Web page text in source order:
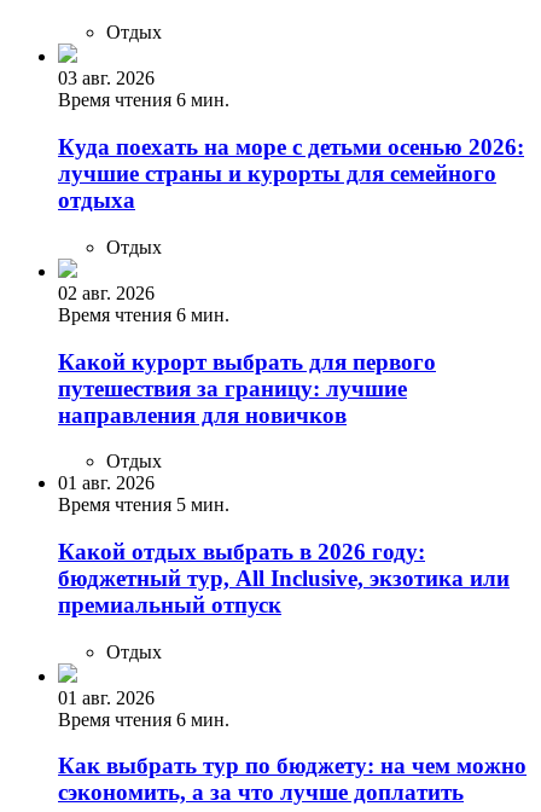
Отдых
03 авг. 2026
Время чтения 6 мин.
Куда поехать на море с детьми осенью 2026:
лучшие страны и курорты для семейного
отдыха
Отдых
02 авг. 2026
Время чтения 6 мин.
Какой курорт выбрать для первого
путешествия за границу: лучшие
направления для новичков
Отдых
01 авг. 2026
Время чтения 5 мин.
Какой отдых выбрать в 2026 году:
бюджетный тур, All Inclusive, экзотика или
премиальный отпуск
Отдых
01 авг. 2026
Время чтения 6 мин.
Как выбрать тур по бюджету: на чем можно
сэкономить, а за что лучше доплатить